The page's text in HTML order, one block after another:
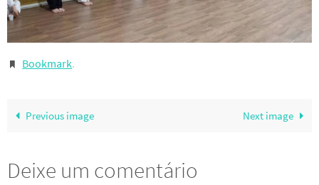
Bookmark.
Previous image Next image
Deixe um comentário